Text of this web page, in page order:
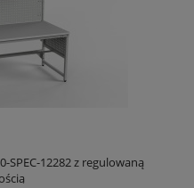
SPEC-12282 z regulowaną